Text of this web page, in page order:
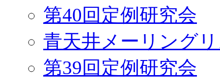
第40回定例研究会
青天井メーリング
第39回定例研究会